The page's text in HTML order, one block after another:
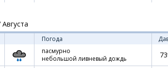
Погода
пасмурно
небольшой ливневый дождь